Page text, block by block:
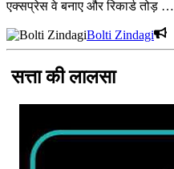
एक्सप्रेस वे बनाए और रिकार्ड तोड़ …
Bolti Zindagi
सत्ता की लालसा